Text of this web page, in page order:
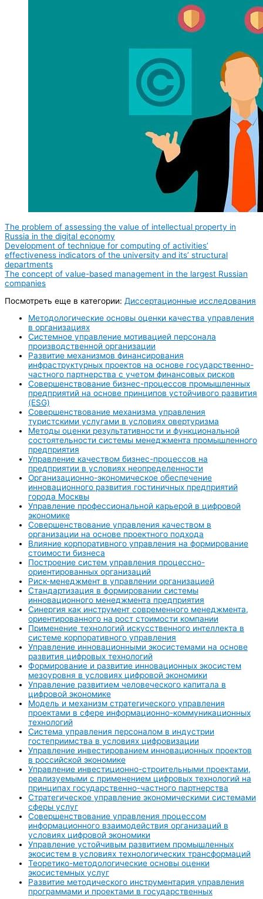
The problem of assessing the value of intellectual property in
Russia in the digital economy
Development of technique for computing of activities’
effectiveness indicators of the university and its’ structural
departments
The concept of value-based management in the largest Russian
companies
Посмотреть еще в категории: Диссертационные исследования
Методологические основы оценки качества управления
в организациях
Системное управление мотивацией персонала
производственной организации
Развитие механизмов финансирования
инфраструктурных проектов на основе государственно-
частного партнерства с учетом финансовых рисков
Совершенствование бизнес-процессов промышленных
предприятий на основе принципов устойчивого развития
(ESG)
Совершенствование механизма управления
туристскими услугами в условиях овертуризма
Методы оценки результативности и функциональной
состоятельности системы менеджмента промышленного
предприятия
Управление качеством бизнес-процессов на
предприятии в условиях неопределенности
Организационно-экономическое обеспечение
инновационного развития гостиничных предприятий
города Москвы
Управление профессиональной карьерой в цифровой
экономике
Совершенствование управления качеством в
организации на основе проектного подхода
Влияние корпоративного управления на формирование
стоимости бизнеса
Построение систем управления процессно-
ориентированных организаций
Риск-менеджмент в управлении организацией
Стандартизация в формировании системы
инновационного менеджмента предприятия
Синергия как инструмент современного менеджмента,
ориентированного на рост стоимости компании
Применение технологий искусственного интеллекта в
системе корпоративного управления
Управление инновационными экосистемами на основе
развития цифровых технологий
Формирование и развитие инновационных экосистем
мезоуровня в условиях цифровой экономики
Управление развитием человеческого капитала в
цифровой экономике
Модель и механизм стратегического управления
проектами в сфере информационно-коммуникационных
технологий
Система управления персоналом в индустрии
гостеприимства в условиях цифровизации
Управление инвестированием инновационных проектов
в российской экономике
Управление инвестиционно-строительными проектами,
реализуемыми с применением цифровых технологий на
принципах государственно-частного партнерства
Стратегическое управление экономическими системами
сферы услуг
Совершенствование управления процессом
информационного взаимодействия организаций в
условиях цифровой экономики
Управление устойчивым развитием промышленных
экосистем в условиях технологических трансформаций
Теоретико-методологические основы оценки
экосистемных услуг
Развитие методического инструментария управления
программами и проектами в государственных